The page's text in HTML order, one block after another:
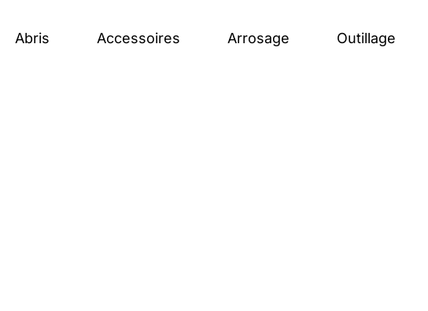
Abris Accessoires Arrosage Outillage